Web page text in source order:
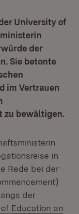
University of
der
Sie betonte
im Vertrauen
zu bewältigen.
in
Rede bei der
der
Education an